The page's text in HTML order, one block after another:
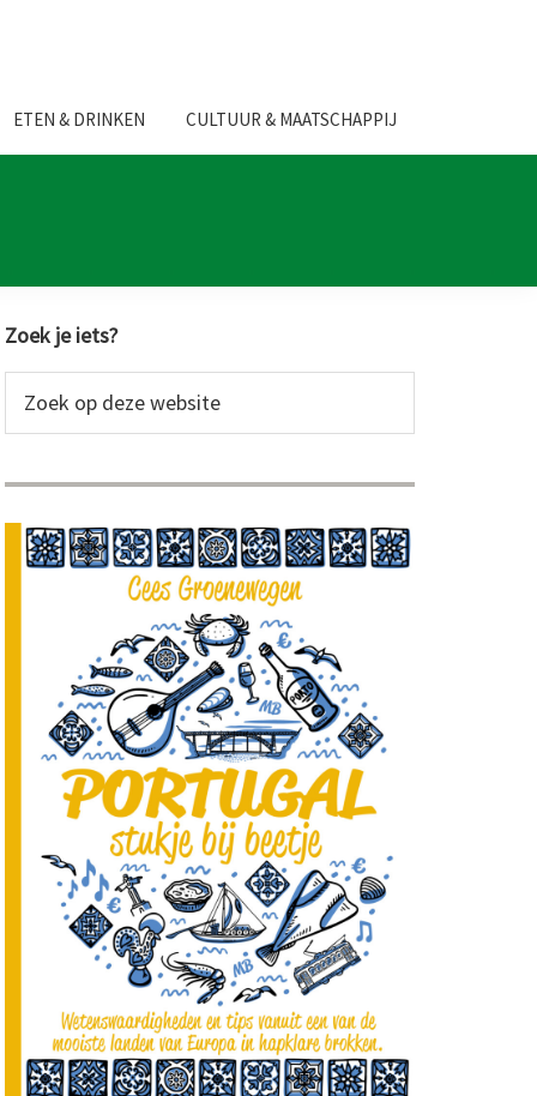
ETEN & DRINKEN CULTUUR & MAATSCHAPPIJ
Primaire
Sidebar
Zoek je iets?
op
website